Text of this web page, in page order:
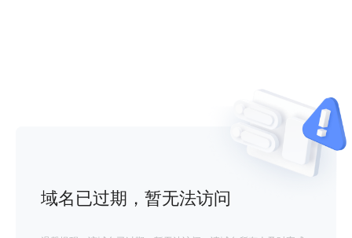
域名已过期，暂无法访问